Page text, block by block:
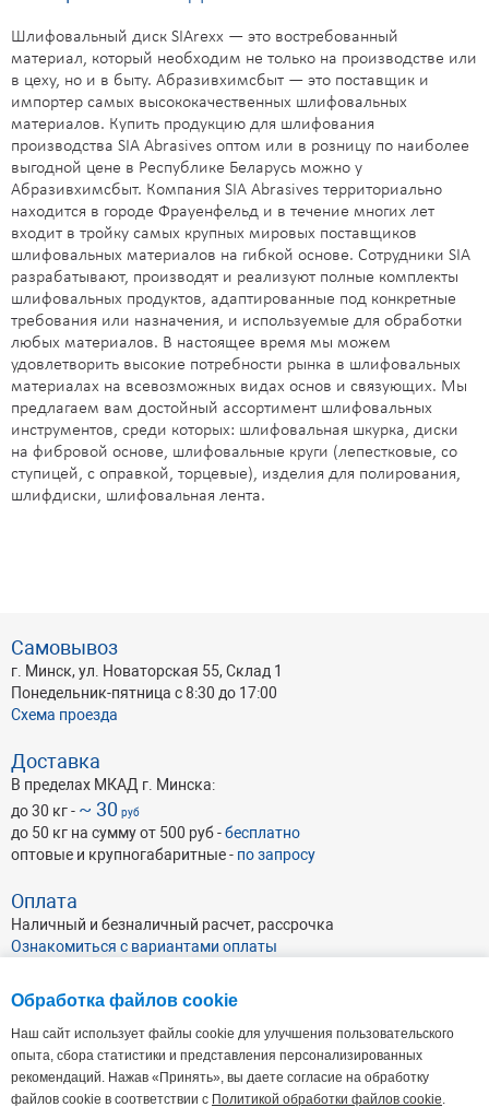
Шлифовальный диск SIArexx — это востребованный
материал, который необходим не только на производстве или
в цеху, но и в быту. Абразивхимсбыт — это поставщик и
импортер самых высококачественных шлифовальных
материалов. Купить продукцию для шлифования
производства SIA Abrasives оптом или в розницу по наиболее
выгодной цене в Республике Беларусь можно у
Абразивхимсбыт. Компания SIA Abrasives территориально
находится в городе Фрауенфельд и в течение многих лет
входит в тройку самых крупных мировых поставщиков
шлифовальных материалов на гибкой основе. Сотрудники SIA
разрабатывают, производят и реализуют полные комплекты
шлифовальных продуктов, адаптированные под конкретные
требования или назначения, и используемые для обработки
любых материалов. В настоящее время мы можем
удовлетворить высокие потребности рынка в шлифовальных
материалах на всевозможных видах основ и связующих. Мы
предлагаем вам достойный ассортимент шлифовальных
инструментов, среди которых: шлифовальная шкурка, диски
на фибровой основе, шлифовальные круги (лепестковые, со
ступицей, с оправкой, торцевые), изделия для полирования,
шлифдиски, шлифовальная лента.
Самовывоз
г. Минск, ул. Новаторская 55, Склад 1
Понедельник-пятница с 8:30 до 17:00
Схема проезда
Доставка
В пределах МКАД г. Минска:
до 30 кг - ~ 30 руб
до 50 кг на сумму от 500 руб -бесплатно
оптовые и крупногабаритные - по запросу
Оплата
Наличный и безналичный расчет, рассрочка
Ознакомиться с вариантами оплаты
ОАО Абразивхимсбыт , УНП 191046462
Республика Беларусь, г. Минск, ул. Кульман 35А, пом. 7 (4-й этаж),220100
Обработка файлов cookie
Наш сайт использует файлы cookie для улучшения пользовательского
опыта, сбора статистики и представления персонализированных
рекомендаций. Нажав «Принять», вы даете согласие на обработку
файлов cookie в соответствии с Политикой обработки файлов cookie.